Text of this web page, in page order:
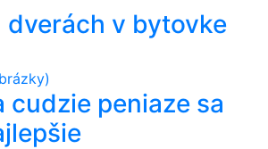
dverách v bytovke
cudzie peniaze sa